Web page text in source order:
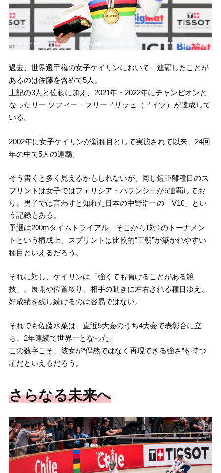
過去、世界選手権の女子ケイリンにおいて、連覇したことが
あるのは佐藤を含めて5人。
上記の3人と佐藤に加え、2021年・2022年にチャンピオンと
なったリー ソフィー・フリードリッヒ（ドイツ）が達成して
いる。
2002年に女子ケイリンが新種目として実施されて以来、24回
年の中で5人の連覇。
そう書くと多く見えるかもしれないが、同じ短距離種目のス
プリントは女子ではフェリシア・バランジェが5連覇してお
り、男子では言わずと知れた日本の中野浩一の「V10」とい
う記録もある。
予選は200mタイムトライアル、そこから1対1のトーナメン
トという構成上、スプリントは比較的“王朝”が築かれやすい
種目といえるだろう。
それに対し、ケイリンは「強くても負けることがある競
技」。展開や位置取り、相手の動きに左右される種目ゆえ、
好成績を残し続けるのは容易ではない。
それでも佐藤水菜は、直近5大会のうち4大会で表彰台に立
ち、2年連続で世界一となった。
この数字こそ、彼女が“偶然ではなく再現できる強さ”を持つ
証だといえるだろう。
さらなる未来へ